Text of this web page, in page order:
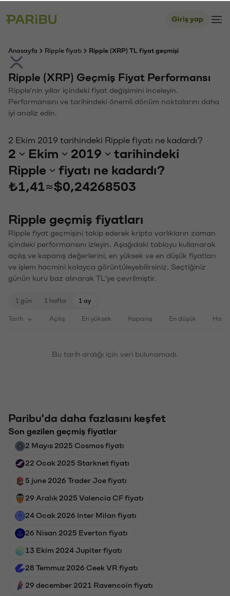
Giriş yap
Anasayfa Ripple fiyatı Ripple (XRP) TL fiyat geçmişi
Ripple (XRP) Geçmiş Fiyat Performansı
Ripple'nin yıllar içindeki fiyat değişimini inceleyin.
Performansını ve tarihindeki önemli dönüm noktalarını daha
iyi analiz edin.
2 Ekim 2019 tarihindeki Ripple fiyatı ne kadardı?
2 Ekim 2019
tarihindeki
Ripple
fiyatı ne kadardı?
₺1,41 ≈$0,24268503
Ripple geçmiş fiyatları
Ripple fiyat geçmişini takip ederek kripto varlıkların zaman
içindeki performansını izleyin. Aşağıdaki tabloyu kullanarak
açılış ve kapanış değerlerini, en yüksek ve en düşük fiyatları
ve işlem hacmini kolayca görüntüleyebilirsiniz. Seçtiğiniz
günün kuru baz alınarak TL'ye çevrilmiştir.
1 gün 1 hafta 1 ay
Tarih Açılış En yüksek Kapanış En düşük
Bu tarih aralığı için veri bulunamadı.
Paribu'da daha fazlasını keşfet
Son gezilen geçmiş fiyatlar
2 Mayıs 2025 Cosmos fiyatı
22 Ocak 2025 Starknet fiyatı
5 june 2026 Trader Joe fiyatı
29 Aralık 2025 Valencia CF fiyatı
24 Ocak 2026 Inter Milan fiyatı
26 Nisan 2025 Everton fiyatı
13 Ekim 2024 Jupiter fiyatı
28 Temmuz 2026 Ceek VR fiyatı
29 december 2021 Ravencoin fiyatı